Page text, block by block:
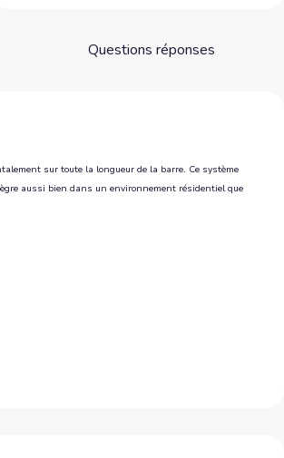
Questions réponses
sur toute la longueur de la barre. Ce système
aussi bien dans un environnement résidentiel que